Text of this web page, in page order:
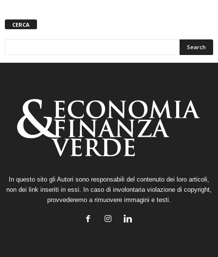
CERCA
In questo sito gli Autori sono responsabili del contenuto dei loro articoli,
non dei link inseriti in essi. In caso di involontaria violazione di copyright,
provvederemo a rimuovere immagini e testi.